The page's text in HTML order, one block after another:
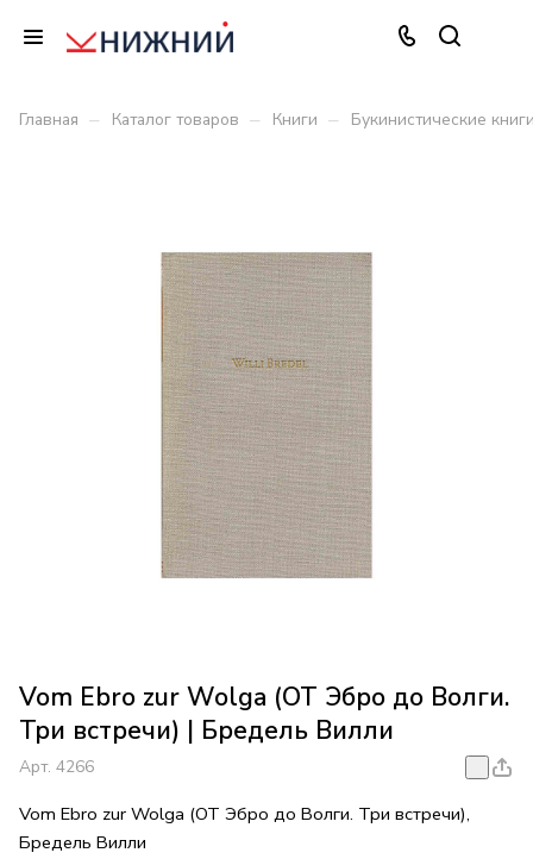
Главная – Каталог товаров – Книги – Букинистические
Vom Ebro zur Wolga (ОТ Эбро до Волги.
Три встречи) | Бредель Вилли
Арт. 4266
Vom Ebro zur Wolga (ОТ Эбро до Волги. Три встречи),
Бредель Вилли